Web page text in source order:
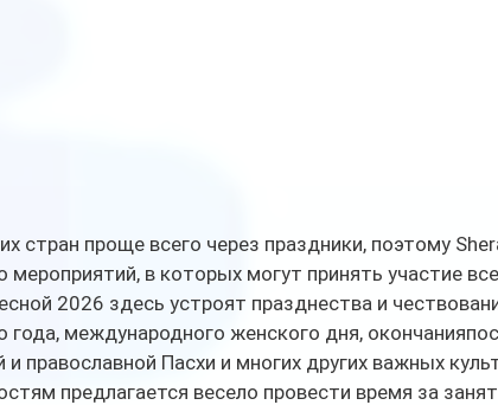
стран проще всего через праздники, поэтому
в которых могут принять участие
2026 здесь устроят празднества и
года, международного женского дня,
православной Пасхи и многих других важных
предлагается весело провести время за